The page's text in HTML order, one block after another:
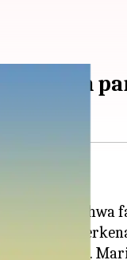
bisukan
pesan.
segera